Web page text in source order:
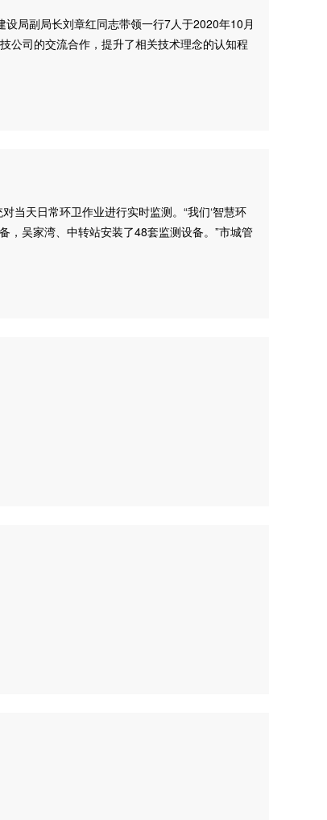
局副局长刘章红同志带领一行7人于2020年10月
公司的交流合作，提升了相关技术理念的认知程
当天日常环卫作业进行实时监测。“我们‘智慧环
，吴家湾、中转站安装了48套监测设备。”市城管